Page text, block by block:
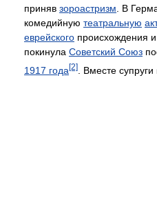
приняв зороастризм . В
комедийную театральную
еврейского происхождения
покинула Советский Союз
1917 года[2] . Вместе